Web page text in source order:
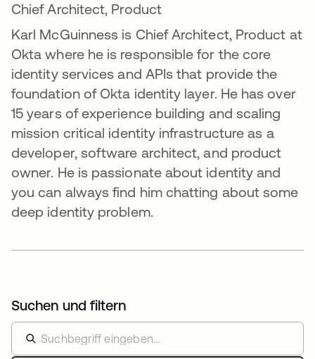
Chief Architect, Product
Karl McGuinness is Chief Architect, Product at
Okta where he is responsible for the core
identity services and APIs that provide the
foundation of Okta identity layer. He has over
15 years of experience building and scaling
mission critical identity infrastructure as a
developer, software architect, and product
owner. He is passionate about identity and
you can always find him chatting about some
deep identity problem.
Suchen und filtern